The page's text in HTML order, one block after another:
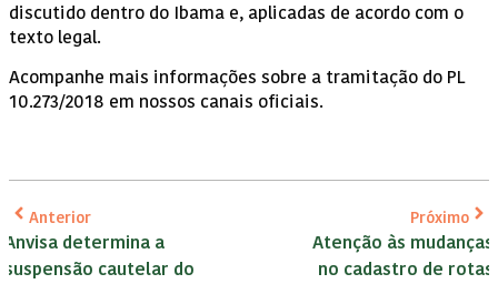
discutido dentro do Ibama e, aplicadas de acordo com o
texto legal.
Acompanhe mais informações sobre a tramitação do PL
10.273/2018 em nossos canais oficiais.
Anterior
Anvisa determina a
suspensão cautelar do
Próximo
Atenção às mudanças
no cadastro de rotas